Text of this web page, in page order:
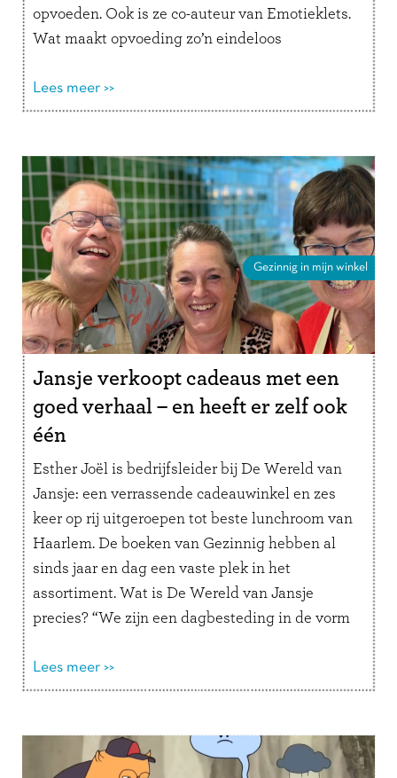
opvoeden. Ook is ze co-auteur van Emotieklets.
Wat maakt opvoeding zo’n eindeloos
verschillende opvoedstijlen en …
Lees meer >>
Gezinnig in mijn winkel
Jansje verkoopt cadeaus met een
goed verhaal – en heeft er zelf ook
één
Esther Joël is bedrijfsleider bij De Wereld van
Jansje: een verrassende cadeauwinkel en zes
keer op rij uitgeroepen tot beste lunchroom van
Haarlem. De boeken van Gezinnig hebben al
sinds jaar en dag een vaste plek in het
assortiment. Wat is De Wereld van Jansje
precies? “We zijn een dagbesteding in de vorm
Lees meer >>